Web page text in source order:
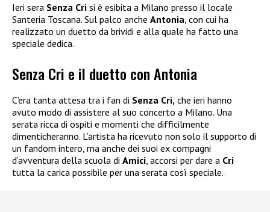
Ieri sera Senza Cri si è esibita a Milano presso il locale
Santeria Toscana. Sul palco anche Antonia , con cui ha
realizzato un duetto da brividi e alla quale ha fatto una
speciale dedica.
Senza Cri e il duetto con Antonia
C’era tanta attesa tra i fan di Senza Cri, che ieri hanno
avuto modo di assistere al suo concerto a Milano. Una
serata ricca di ospiti e momenti che difficilmente
dimenticheranno. L’artista ha ricevuto non solo il supporto di
un fandom intero, ma anche dei suoi ex compagni
d’avventura della scuola di Amici, accorsi per dare a Cri
tutta la carica possibile per una serata così speciale.